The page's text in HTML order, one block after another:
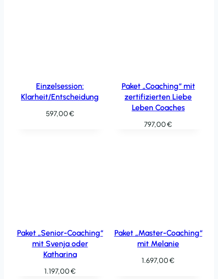
Einzelsession:
Klarheit/Entscheidung
597,00€
Paket „Coaching“ mit
zertifizierten Liebe
Leben Coaches
797,00€
Paket „Senior-Coaching“
mit Svenja oder
Katharina
1.197,00€
Paket „Master-Coaching“
mit Melanie
1.697,00€